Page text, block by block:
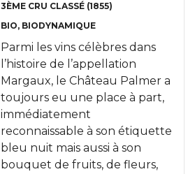
3ÈME CRU CLASSÉ (1855)
BIO BIODYNAMIQUE
Parmi les vins célèbres dans
l’histoire de l’appellation
Margaux, le Château Palmer a
toujours eu une place à part,
immédiatement
reconnaissable à son étiquette
bleu nuit mais aussi à son
bouquet de fruits, de fleurs,